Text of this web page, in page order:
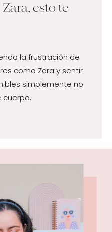
esto te
la frustración de
como Zara y sentir
simplemente no
cuerpo.